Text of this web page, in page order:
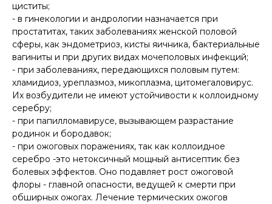
циститы;
- в гинекологии и андрологии назначается при
простатитах, таких заболеваниях женской половой
сферы, как эндометриоз, кисты яичника, бактериальные
вагиниты и при других видах мочеполовых инфекций;
- при заболеваниях, передающихся половым путем:
хламидиоз, уреплазмоз, микоплазма, цитомегаловирус.
Их возбудители не имеют устойчивости к коллоидному
серебру;
- при папилломавирусе, вызывающем разрастание
родинок и бородавок;
- при ожоговых поражениях, так как коллоидное
серебро -это нетоксичный мощный антисептик без
болевых эффектов. Оно подавляет рост ожоговой
флоры - главной опасности, ведущей к смерти при
обширных ожогах. Лечение термических ожогов